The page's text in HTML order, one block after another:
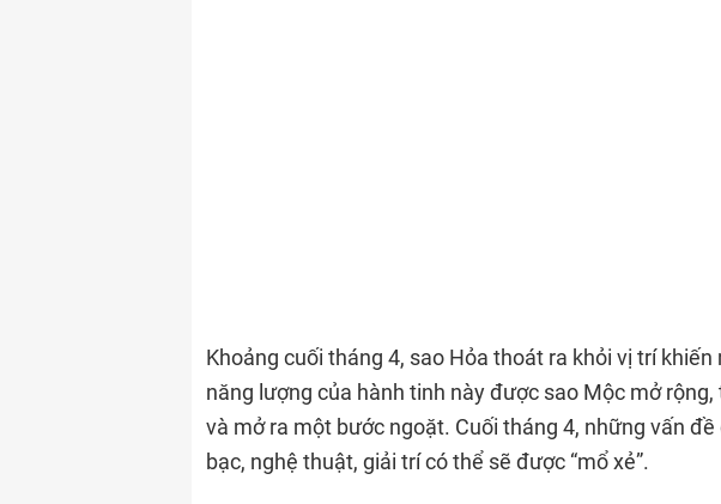
Khoảng cuối tháng 4, sao Hỏa thoát ra khỏi vị trí khiến
năng lượng của hành tinh này được sao Mộc mở
và mở ra một bước ngoặt. Cuối tháng 4, những vấn
bạc, nghệ thuật, giải trí có thể sẽ được “mổ xẻ”.